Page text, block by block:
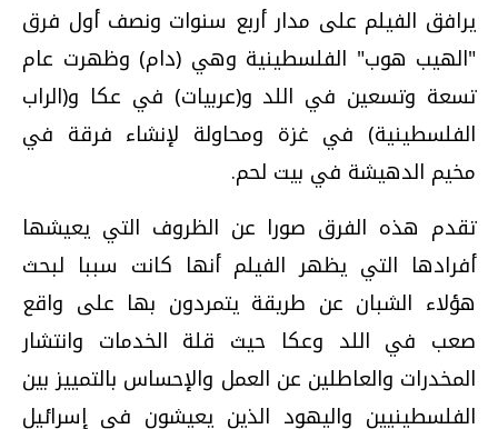
يرافق الفيلم على مدار أربع سنوات ونصف أول فرق
"الهيب هوب" الفلسطينية وهي (دام) وظهرت عام
تسعة وتسعين في اللد و(عربيات) في عكا و(الراب
الفلسطينية) في غزة ومحاولة لإنشاء فرقة في
مخيم الدهيشة في بيت لحم.
تقدم هذه الفرق صورا عن الظروف التي يعيشها
أفرادها التي يظهر الفيلم أنها كانت سببا لبحث
هؤلاء الشبان عن طريقة يتمردون بها على واقع
صعب في اللد وعكا حيث قلة الخدمات وانتشار
المخدرات والعاطلين عن العمل والإحساس بالتمييز بين
الفلسطينيين واليهود الذين يعيشون في إسرائيل